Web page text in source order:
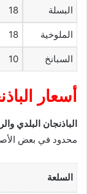
البسلة 18
الملوخية 18
السبانخ 10
أسعار
الباذنجان البلدي
محدود في بعض
السلعة